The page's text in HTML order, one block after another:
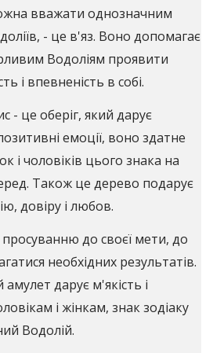
вважати однозначним
- це в'яз. Воно допомагає
Водоліям проявити
і впевненість в собі.
- це оберіг, який дарує
емоції, воно здатне
і чоловіків цього знака на
Також це дерево подарує
довіру і любов.
до своєї мети, до
необхідних результатів.
дарує м'якість і
і жінкам, знак зодіаку
Водолій.